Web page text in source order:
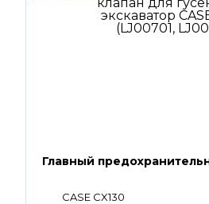
Главный
CASE CX130